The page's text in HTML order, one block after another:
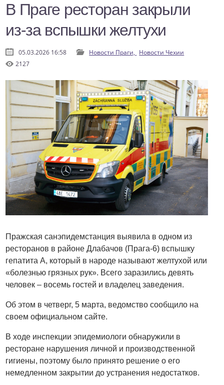
В Праге ресторан закрыли
из-за вспышки желтухи
05.03.2026 16:58 Новости Праги, Новости Чехии
2127
Пражская санэпидемстанция выявила в одном из
ресторанов в районе Длабачов (Прага-6) вспышку
гепатита А, который в народе называют желтухой или
«болезнью грязных рук». Всего заразились девять
человек – восемь гостей и владелец заведения.
Об этом в четверг, 5 марта, ведомство сообщило на
своем официальном сайте.
В ходе инспекции эпидемиологи обнаружили в
ресторане нарушения личной и производственной
гигиены, поэтому было принято решение о его
немедленном закрытии до устранения недостатков.